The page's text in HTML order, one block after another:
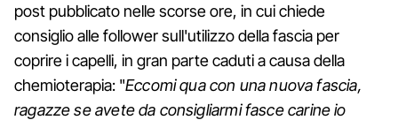
post pubblicato nelle scorse ore, in cui chiede
consiglio alle follower sull'utilizzo della fascia per
coprire i capelli, in gran parte caduti a causa della
chemioterapia: "Eccomi qua con una nuova fascia,
ragazze se avete da consigliarmi fasce carine io